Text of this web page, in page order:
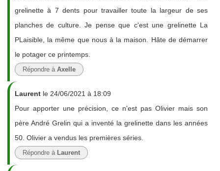
grelinette à 7 dents pour travailler toute la largeur de ses
planches de culture. Je pense que c'est une grelinette La
PLaisible, la même que nous à la maison. Hâte de démarrer
le potager ce printemps.
Répondre à Axelle
Laurent le 24/06/2021 à 18:09
Pour apporter une précision, ce n'est pas Olivier mais son
père André Grelin qui a inventé la grelinette dans les années
50. Olivier a vendus les premières séries.
Répondre à Laurent